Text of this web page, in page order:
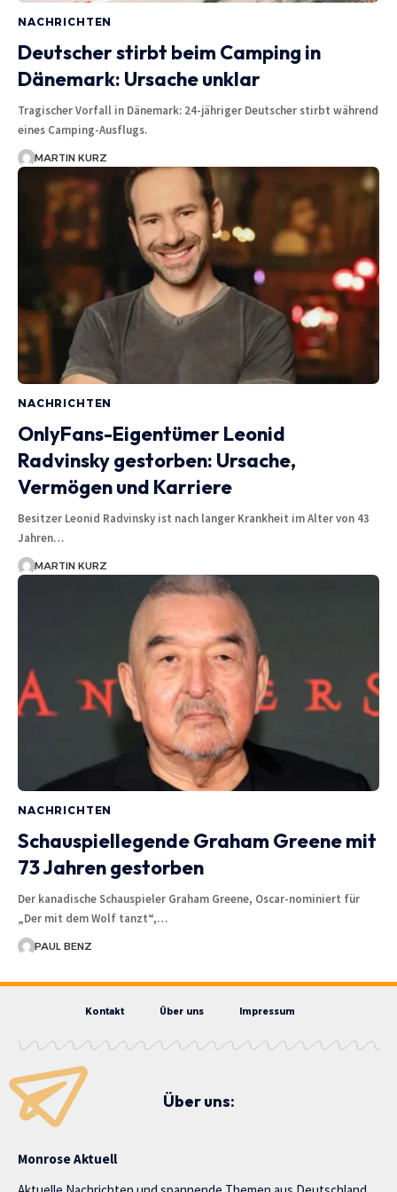
NACHRICHTEN
Deutscher stirbt beim Camping in
Dänemark: Ursache unklar
Tragischer Vorfall in Dänemark: 24-jähriger Deutscher stirbt während
eines Camping-Ausflugs.
MARTIN KURZ
NACHRICHTEN
OnlyFans-Eigentümer Leonid
Radvinsky gestorben: Ursache,
Vermögen und Karriere
Besitzer Leonid Radvinsky ist nach langer Krankheit im Alter von 43
Jahren…
MARTIN KURZ
NACHRICHTEN
Schauspiellegende Graham Greene mit
73 Jahren gestorben
Der kanadische Schauspieler Graham Greene, Oscar-nominiert für
„Der mit dem Wolf tanzt“,…
PAUL BENZ
Kontakt Über uns Impressum
Über uns:
Monrose Aktuell